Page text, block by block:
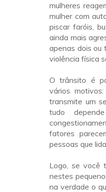
mulheres
mulher com
piscar faróis,
ainda mais
apenas dois ou
violência física
O trânsito é
vários
transmite um
tudo
fatores
pessoas que
Logo, se você
nestes
na verdade o